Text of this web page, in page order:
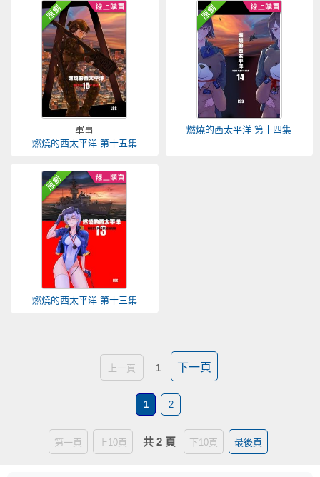
軍事
燃燒的西太平洋 第十五集
燃燒的西太平洋 第十四集
燃燒的西太平洋 第十三集
上一頁 1 下一頁
1 2
第一頁 上10頁 共 2 頁 下10頁 最後頁